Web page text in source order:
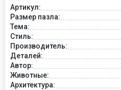
Артикул:
Размер пазла:
Тема:
Стиль:
Производитель:
Деталей:
Автор:
Животные:
Архитектура: